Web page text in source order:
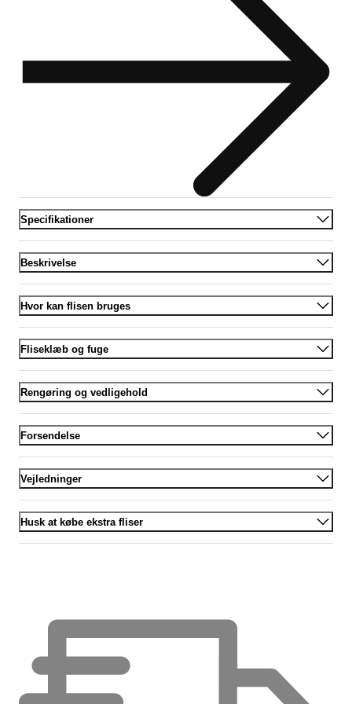
Specifikationer
Beskrivelse
Hvor kan flisen bruges
Fliseklæb og fuge
Rengøring og vedligehold
Forsendelse
Vejledninger
Husk at købe ekstra fliser